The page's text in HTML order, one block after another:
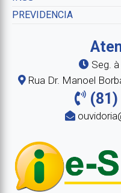
PREVIDENCIA
Seg.
Rua Dr. Manoel